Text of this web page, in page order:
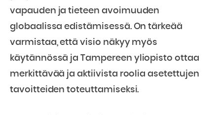
vapauden ja tieteen avoimuuden
globaalissa edistämisessä. On tärkeää
varmistaa, että visio näkyy myös
käytännössä ja Tampereen yliopisto ottaa
merkittävää ja aktiivista roolia asetettujen
tavoitteiden toteuttamiseksi.